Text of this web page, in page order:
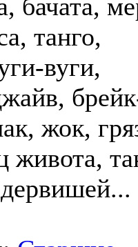
бачата,
танго,
вуги,
жок,
живота,